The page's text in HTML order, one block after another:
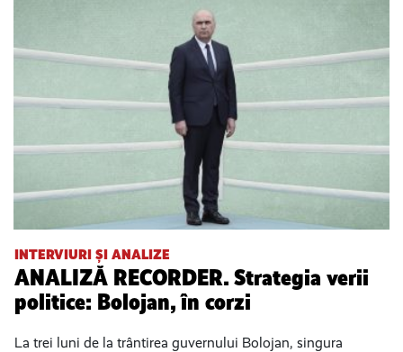
INTERVIURI ȘI ANALIZE
ANALIZĂ RECORDER. Strategia verii
politice: Bolojan, în corzi
La trei luni de la trântirea guvernului Bolojan, singura